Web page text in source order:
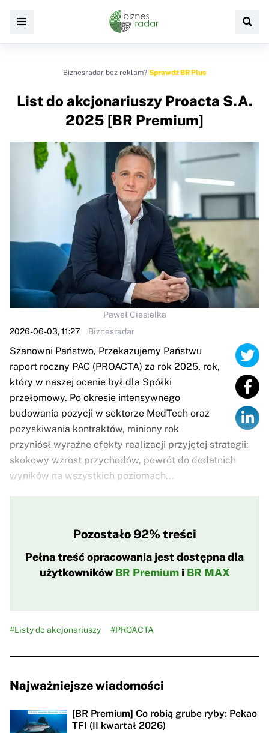
Biznesradar bez reklam? Sprawdź BR Plus
List do akcjonariuszy Proacta S.A.
2025 [BR Premium]
Paweł Ciesielka
2026-06-03, 11:27
Biznesradar
Szanowni Państwo, Przekazujemy Państwu
raport roczny PAC (PROACTA) za rok 2025, rok,
który w naszej ocenie był dla Spółki
przełomowy. Po okresie intensywnego
budowania pozycji w sektorze MedTech oraz
pozyskiwania kontraktów, miniony rok
przyniósł wyraźne efekty realizacji przyjętej strategii:
skokowy wzrost przychodów, powrót do dodatnich
wyników na wszystkich poziomach...
Pozostało 92% treści
Pełna treść opracowania jest dostępna dla
użytkowników BR Premiumi BR MAX
#Listy do akcjonariuszy #PROACTA
Najważniejsze wiadomości
[BR Premium] Co robią grube ryby: Pekao
TFI (II kwartał 2026)